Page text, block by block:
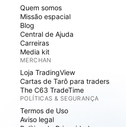
Quem somos
Missão espacial
Blog
Central de Ajuda
Carreiras
Media kit
MERCHAN
Loja TradingView
Cartas de Tarô para traders
The C63 TradeTime
POLÍTICAS & SEGURANÇA
Termos de Uso
Aviso legal